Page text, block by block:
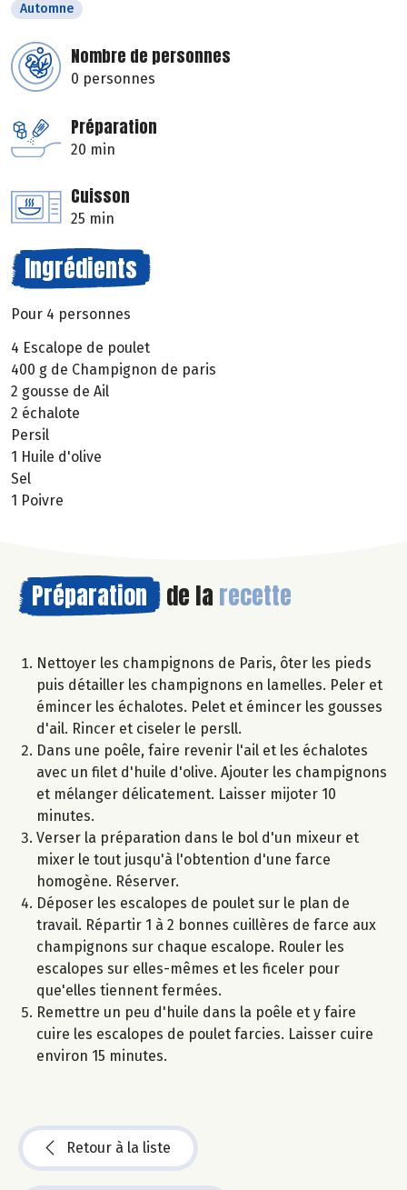
Automne
Nombre de personnes
0 personnes
Préparation
20 min
Cuisson
25 min
Ingrédients
Pour 4 personnes
4 Escalope de poulet
400 g de Champignon de paris
2 gousse de Ail
2 échalote
Persil
1 Huile d'olive
Sel
1 Poivre
Préparation de la recette
Nettoyer les champignons de Paris, ôter les pieds
puis détailler les champignons en lamelles. Peler et
émincer les échalotes. Pelet et émincer les gousses
d'ail. Rincer et ciseler le persll.
Dans une poêle, faire revenir l'ail et les échalotes
avec un filet d'huile d'olive. Ajouter les champignons
et mélanger délicatement. Laisser mijoter 10
minutes.
Verser la préparation dans le bol d'un mixeur et
mixer le tout jusqu'à l'obtention d'une farce
homogène. Réserver.
Déposer les escalopes de poulet sur le plan de
travail. Répartir 1 à 2 bonnes cuillères de farce aux
champignons sur chaque escalope. Rouler les
escalopes sur elles-mêmes et les ficeler pour
que'elles tiennent fermées.
Remettre un peu d'huile dans la poêle et y faire
cuire les escalopes de poulet farcies. Laisser cuire
environ 15 minutes.
Retour à la liste